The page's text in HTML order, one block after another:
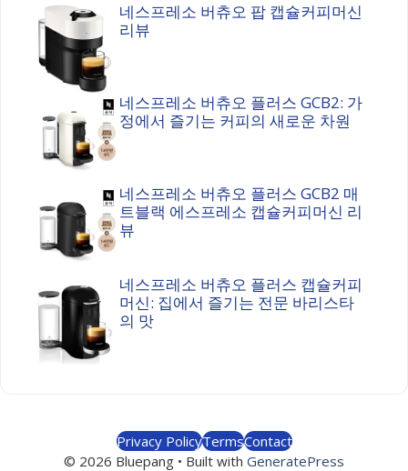
네스프레소 버츄오 팝 캡슐커피머신
리뷰
네스프레소 버츄오 플러스 GCB2: 가
정에서 즐기는 커피의 새로운 차원
네스프레소 버츄오 플러스 GCB2 매
트블랙 에스프레소 캡슐커피머신 리
뷰
네스프레소 버츄오 플러스 캡슐커피
머신: 집에서 즐기는 전문 바리스타
의 맛
© 2026 Bluepang • Built with GeneratePress
Privacy PolicyTermsContact